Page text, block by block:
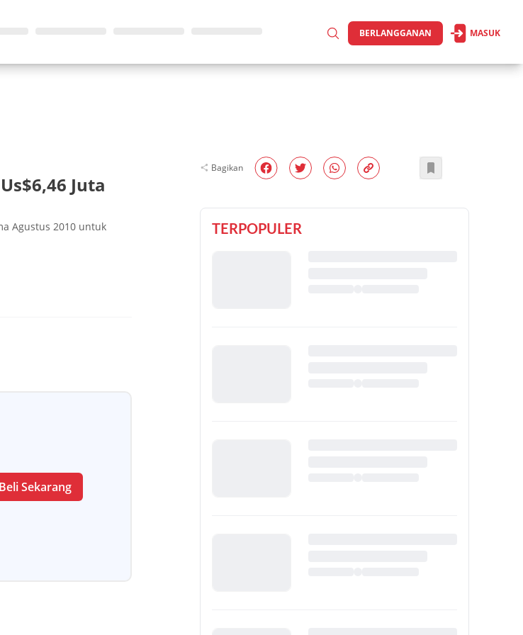
BERLANGGANAN MASUK
Juta
Agustus 2010 untuk
Beli Sekarang
Bagikan
TERPOPULER